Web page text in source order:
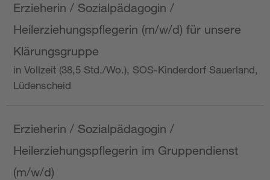
Erzieherin / Sozialpädagogin /
Heilerziehungspflegerin (m/w/d) für unsere
Klärungsgruppe
in Vollzeit (38,5 Std./Wo.), SOS-Kinderdorf Sauerland,
Lüdenscheid
Erzieherin / Sozialpädagogin /
Heilerziehungspflegerin im Gruppendienst
(m/w/d)